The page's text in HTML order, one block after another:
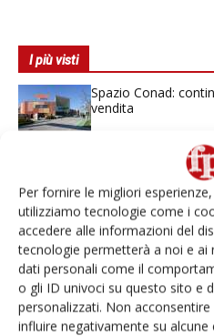
Per fornire le migliori
utilizziamo tecnologie come i
accedere alle informazioni del
tecnologie permetterà a noi e ai
dati personali come il
o gli ID univoci su questo sito e
personalizzati. Non
influire negativamente su
I più visti
Spazio Conad:
vendita
L’ortofrutta di
Ai #Repartofresh
Non è una susina:
categoria
Andamento prezzi
2026